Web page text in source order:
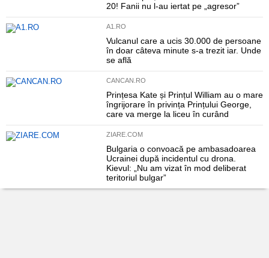
20! Fanii nu l-au iertat pe „agresor”
A1.RO
Vulcanul care a ucis 30.000 de persoane
în doar câteva minute s-a trezit iar. Unde
se află
CANCAN.RO
Prințesa Kate și Prințul William au o mare
îngrijorare în privința Prințului George,
care va merge la liceu în curând
ZIARE.COM
Bulgaria o convoacă pe ambasadoarea
Ucrainei după incidentul cu drona.
Kievul: „Nu am vizat în mod deliberat
teritoriul bulgar”